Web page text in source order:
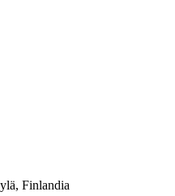
Finlandia